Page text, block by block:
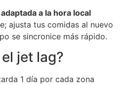
a la hora local
ajusta tus comidas al nuevo
se sincronice más rápido.
jet lag?
1 día por cada zona